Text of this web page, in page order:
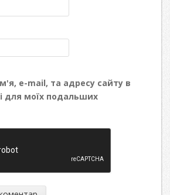
e-mail, та адресу сайту в
для моїх подальших